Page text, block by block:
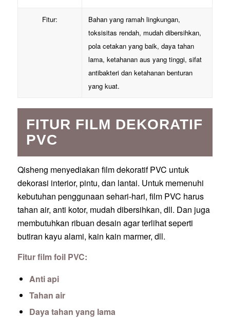
Fitur:
Bahan yang ramah lingkungan,
toksisitas rendah, mudah dibersihkan,
pola cetakan yang baik, daya tahan
lama, ketahanan aus yang tinggi, sifat
antibakteri dan ketahanan benturan
yang kuat.
FITUR FILM DEKORATIF
PVC
Qisheng menyediakan film dekoratif PVC untuk
dekorasi interior, pintu, dan lantai. Untuk memenuhi
kebutuhan penggunaan sehari-hari, film PVC harus
tahan air, anti kotor, mudah dibersihkan, dll. Dan juga
membutuhkan ribuan desain agar terlihat seperti
butiran kayu alami, kain kain marmer, dll.
Fitur film foil PVC:
Anti api
Tahan air
Daya tahan yang lama